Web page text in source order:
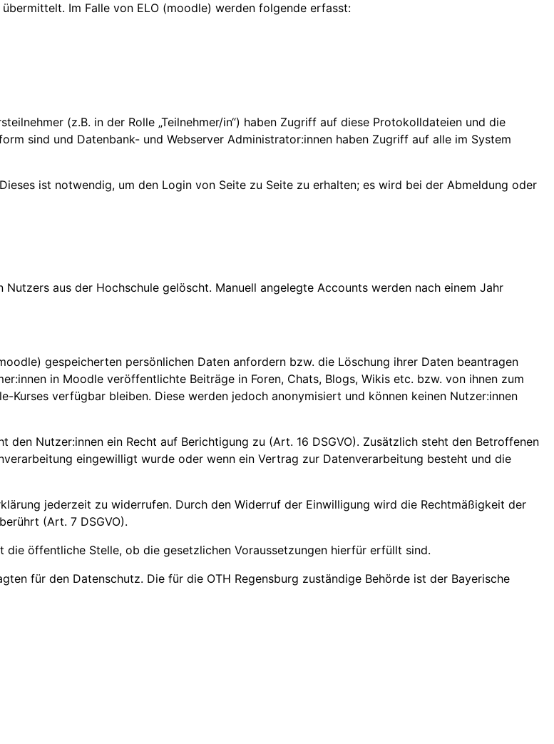
Im Falle von ELO (moodle) werden folgende erfasst:
(z.B. in der Rolle „Teilnehmer/in“) haben Zugriff auf diese Protokolldateien und die
sind und Datenbank- und Webserver Administrator:innen haben Zugriff auf alle im System
ist notwendig, um den Login von Seite zu Seite zu erhalten; es wird bei der Abmeldung oder
aus der Hochschule gelöscht. Manuell angelegte Accounts werden nach einem Jahr
gespeicherten persönlichen Daten anfordern bzw. die Löschung ihrer Daten beantragen
in Moodle veröffentlichte Beiträge in Foren, Chats, Blogs, Wikis etc. bzw. von ihnen zum
verfügbar bleiben. Diese werden jedoch anonymisiert und können keinen Nutzer:innen
Nutzer:innen ein Recht auf Berichtigung zu (Art. 16 DSGVO). Zusätzlich steht den Betroffenen
eingewilligt wurde oder wenn ein Vertrag zur Datenverarbeitung besteht und die
jederzeit zu widerrufen. Durch den Widerruf der Einwilligung wird die Rechtmäßigkeit der
(Art. 7 DSGVO).
öffentliche Stelle, ob die gesetzlichen Voraussetzungen hierfür erfüllt sind.
für den Datenschutz. Die für die OTH Regensburg zuständige Behörde ist der Bayerische